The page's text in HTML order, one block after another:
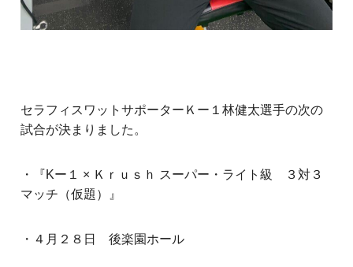
セラフィスワットサポーターＫー１林健太選手の次の
試合が決まりました。
・『Kー１ × Ｋｒｕｓｈ スーパー・ライト級 ３対３
マッチ（仮題）』
・４月２８日 後楽園ホール